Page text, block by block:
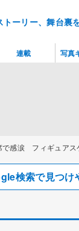
トーリー、舞台
で感涙 フィギュアス
検索で見つけ
連載 写真